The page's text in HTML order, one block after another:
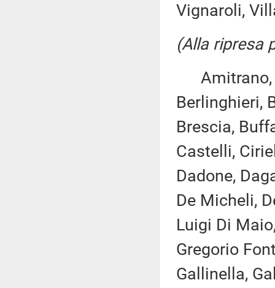
Vignaroli,
(Alla ripresa
Amitrano,
Berlinghieri,
Brescia,
Castelli,
Dadone,
De Micheli,
Luigi Di
Gregorio
Gallinella,